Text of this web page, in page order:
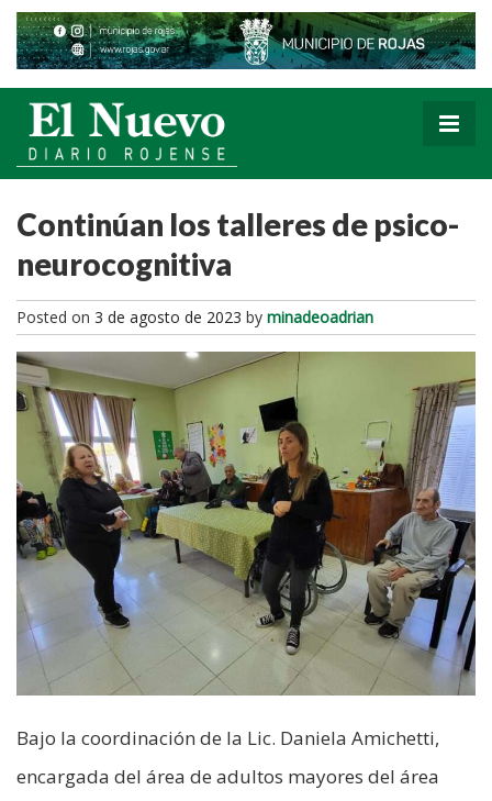
Continúan los talleres de psico-
neurocognitiva
Posted on 3 de agosto de 2023 by minadeoadrian
Bajo la coordinación de la Lic. Daniela Amichetti,
encargada del área de adultos mayores del área